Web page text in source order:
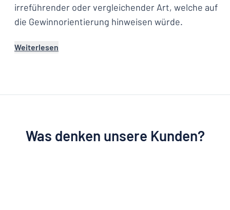
irreführender oder vergleichender Art, welche auf
die Gewinnorientierung hinweisen würde.
Weiterlesen
Was denken unsere Kunden?